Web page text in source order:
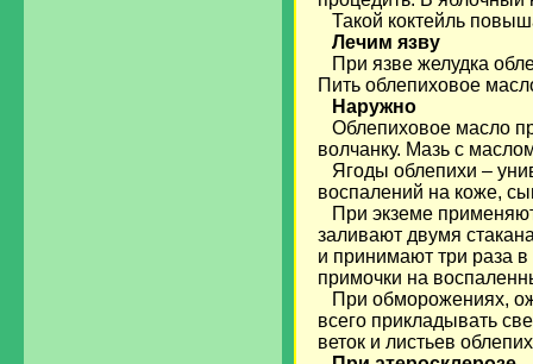
Такой коктейль
Лечим язву
При язве желудка
Пить облепиховое
Наружно
Облепиховое масло
волчанку. Мазь с
Ягоды облепихи –
воспалений на коже,
При экземе
заливают двумя
и принимают три раза в
примочки на
При обморожениях,
всего прикладывать
веток и листьев